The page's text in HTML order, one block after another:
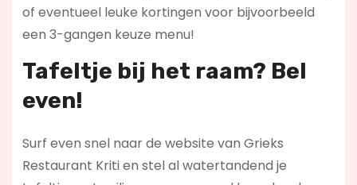
of eventueel leuke kortingen voor bijvoorbeeld
een 3-gangen keuze menu!
Tafeltje bij het raam? Bel
even!
Surf even snel naar de website van Grieks
Restaurant Kriti en stel al watertandend je